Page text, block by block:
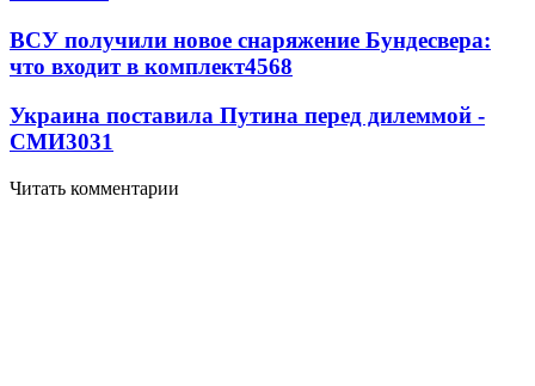
ВСУ получили новое снаряжение Бундесвера:
что входит в комплект4568
Украина поставила Путина перед дилеммой -
СМИ3031
Читать комментарии